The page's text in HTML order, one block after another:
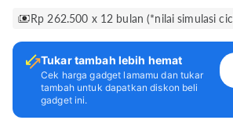
Rp 262.500 x 12 bulan (*nilai simulasi
Tukar tambah lebih hemat
Cek harga gadget lamamu dan tukar
tambah untuk dapatkan diskon beli
gadget ini.